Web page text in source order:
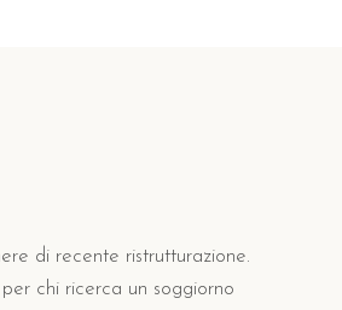
di recente ristrutturazione.
chi ricerca un soggiorno